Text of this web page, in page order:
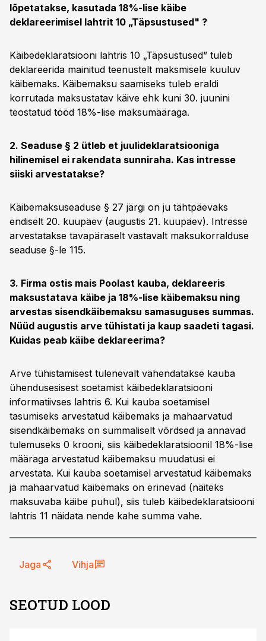
lõpetatakse, kasutada 18%-lise käibe
deklareerimisel lahtrit 10 „Täpsustused" ?
Käibedeklaratsiooni lahtris 10 „Täpsustused” tuleb
deklareerida mainitud teenustelt maksmisele kuuluv
käibemaks. Käibemaksu saamiseks tuleb eraldi
korrutada maksustatav käive ehk kuni 30. juunini
teostatud tööd 18%-lise maksumääraga.
2. Seaduse § 2 ütleb et juulideklaratsiooniga
hilinemisel ei rakendata sunniraha. Kas intresse
siiski arvestatakse?
Käibemaksuseaduse § 27 järgi on ju tähtpäevaks
endiselt 20. kuupäev (augustis 21. kuupäev). Intresse
arvestatakse tavapäraselt vastavalt maksukorralduse
seaduse §-le 115.
3. Firma ostis mais Poolast kauba, deklareeris
maksustatava käibe ja 18%-lise käibemaksu ning
arvestas sisendkäibemaksu samasuguses summas.
Nüüd augustis arve tühistati ja kaup saadeti tagasi.
Kuidas peab käibe deklareerima?
Arve tühistamisest tulenevalt vähendatakse kauba
ühendusesisest soetamist käibedeklaratsiooni
informatiivses lahtris 6. Kui kauba soetamisel
tasumiseks arvestatud käibemaks ja mahaarvatud
sisendkäibemaks on summaliselt võrdsed ja annavad
tulemuseks 0 krooni, siis käibedeklaratsioonil 18%-lise
määraga arvestatud käibemaksu muudatusi ei
arvestata. Kui kauba soetamisel arvestatud käibemaks
ja mahaarvatud käibemaks on erinevad (näiteks
maksuvaba käibe puhul), siis tuleb käibedeklaratsiooni
lahtris 11 näidata nende kahe summa vahe.
Jaga Vihja
SEOTUD LOOD